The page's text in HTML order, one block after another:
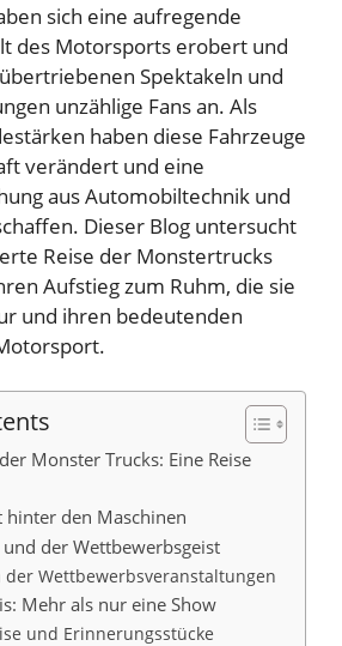
sich eine aufregende
des Motorsports erobert und
Spektakeln und
unzählige Fans an. Als
haben diese Fahrzeuge
verändert und eine
aus Automobiltechnik und
Dieser Blog untersucht
Reise der Monstertrucks
Aufstieg zum Ruhm, die sie
und ihren bedeutenden
Monster Trucks: Eine Reise
hinter den Maschinen
der Wettbewerbsgeist
der Wettbewerbsveranstaltungen
Mehr als nur eine Show
und Erinnerungsstücke